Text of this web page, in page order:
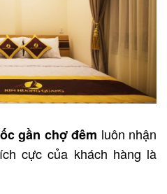
gần chợ đêm luôn nhận
cực của khách hàng là